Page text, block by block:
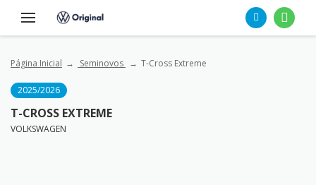
Página Inicial Seminovos T-Cross Extreme
2025/2026
T-CROSS EXTREME
VOLKSWAGEN